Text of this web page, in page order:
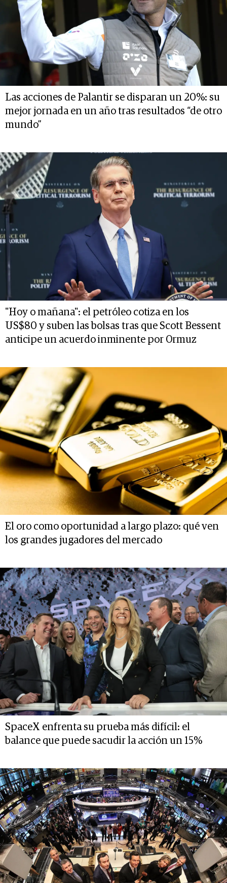
Las acciones de Palantir se disparan un 20%: su
mejor jornada en un año tras resultados “de otro
mundo”
"Hoy o mañana": el petróleo cotiza en los
US$80 y suben las bolsas tras que Scott Bessent
anticipe un acuerdo inminente por Ormuz
El oro como oportunidad a largo plazo: qué ven
los grandes jugadores del mercado
SpaceX enfrenta su prueba más difícil: el
balance que puede sacudir la acción un 15%